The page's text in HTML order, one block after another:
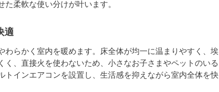
柔軟な使い分けが叶います。
適
わらかく室内を暖めます。床全体が均一に温まりやすく、埃
く、直接火を使わないため、小さなお子さまやペットのいる
トインエアコンを設置し、生活感を抑えながら室内全体を快